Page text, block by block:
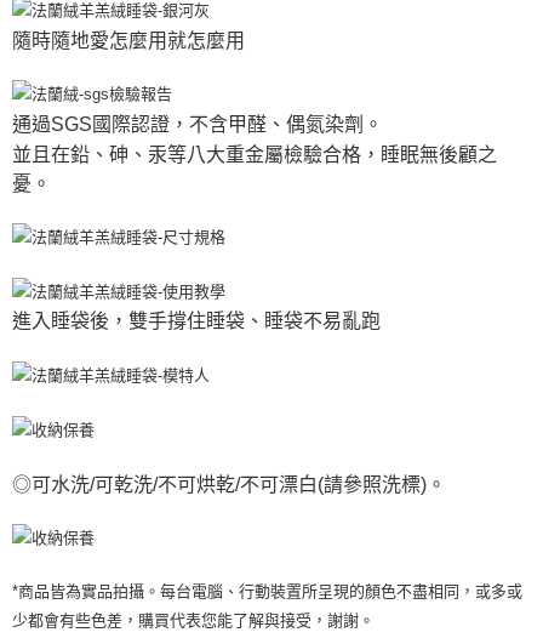
隨時隨地愛怎麼用就怎麼用
通過SGS國際認證，不含甲醛、偶氮染劑。
並且在鉛、砷、汞等八大重金屬檢驗合格，睡眠無後顧之
憂。
進入睡袋後，雙手撐住睡袋、睡袋不易亂跑
◎可水洗/可乾洗/不可烘乾/不可漂白(請參照洗標)。
*商品皆為實品拍攝。每台電腦、行動裝置所呈現的顏色不盡相同，或多或
少都會有些色差，購買代表您能了解與接受，謝謝。